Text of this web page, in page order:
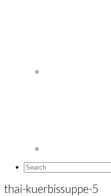
Search
thai-kuerbissuppe-5